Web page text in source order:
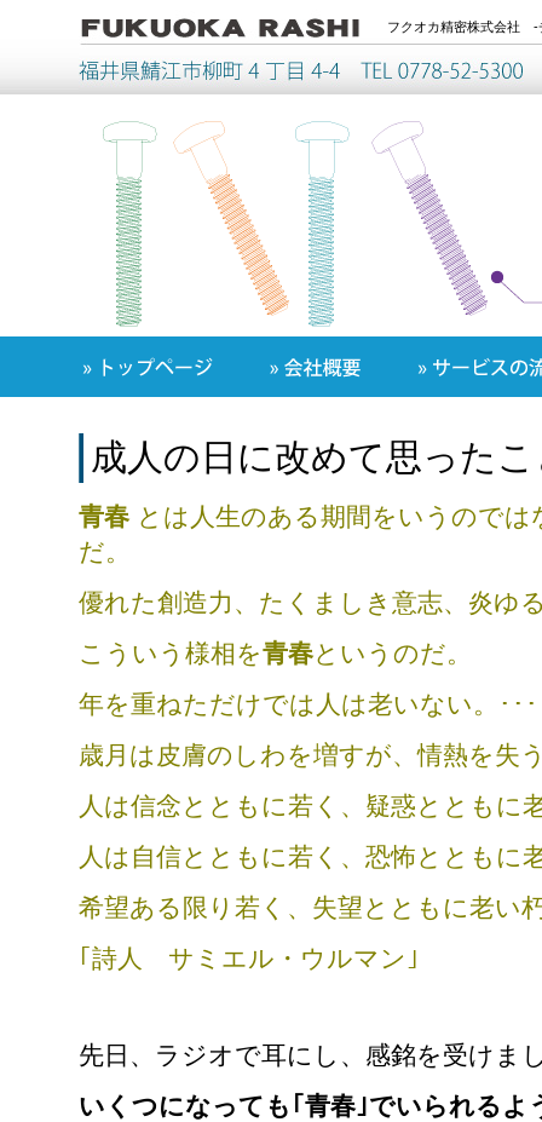
フクオカ精密株式会社 -
成人の日に改めて思った
青春 とは人生のある期間をいうので
だ。
優れた創造力、たくましき意志、炎ゆ
こういう様相を青春というのだ。
年を重ねただけでは人は老いない。･･
歳月は皮膚のしわを増すが、情熱を失
人は信念とともに若く、疑惑とともに
人は自信とともに若く、恐怖とともに
希望ある限り若く、失望とともに老い
｢詩人 サミエル・ウルマン｣
先日、ラジオで耳にし、感銘を受けま
いくつになっても｢青春｣でいられるよ